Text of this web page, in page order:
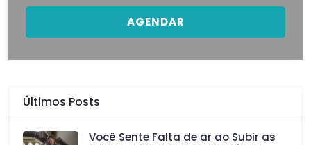
AGENDAR
Últimos Posts
Você Sente Falta de ar ao Subir as